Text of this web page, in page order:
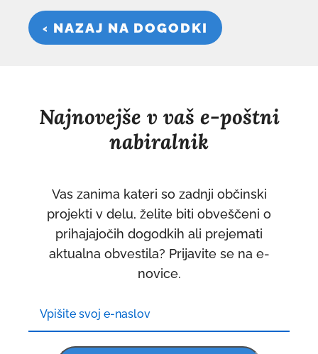
‹ NAZAJ NA DOGODKI
Najnovejše v vaš e-poštni
nabiralnik
Vas zanima kateri so zadnji občinski
projekti v delu, želite biti obveščeni o
prihajajočih dogodkih ali prejemati
aktualna obvestila? Prijavite se na e-
novice.